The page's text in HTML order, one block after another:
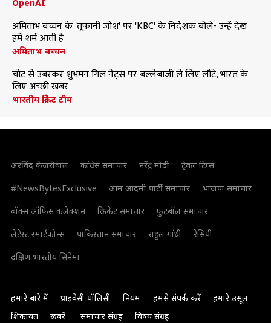
OpenAI
अमिताभ बच्चन के 'तूफानी जोश' पर 'KBC' के निर्देशक बोले- उन्हें देख
हमें शर्म आती है
अमिताभ बच्चन
चोट से उबरकर शुभमन गिल नेट्स पर बल्लेबाजी ले लिए लौटे, भारत के
लिए अच्छी खबर
भारतीय क्रिकेट टीम
अरविंद केजरीवाल कांग्रेस समाचार नरेंद्र मोदी
ट्रैवल टिप्स
#NewsBytesExclusive
आम आदमी पार्टी समाचार
भाजपा समाचार
बॉक्स ऑफिस कलेक्शन
क्रिकेट समाचार
फुटबॉल समाचार
लेटेस्ट स्मार्टफोन्स
पाकिस्तान समाचार राहुल गांधी
रेसिपी
दक्षिण भारतीय सिनेमा
हमारे बारे में प्राइवेसी पॉलिसी नियम हमसे संपर्क करें
हमारे उसूल
शिकायत
खबरें समाचार संग्रह विषय संग्रह